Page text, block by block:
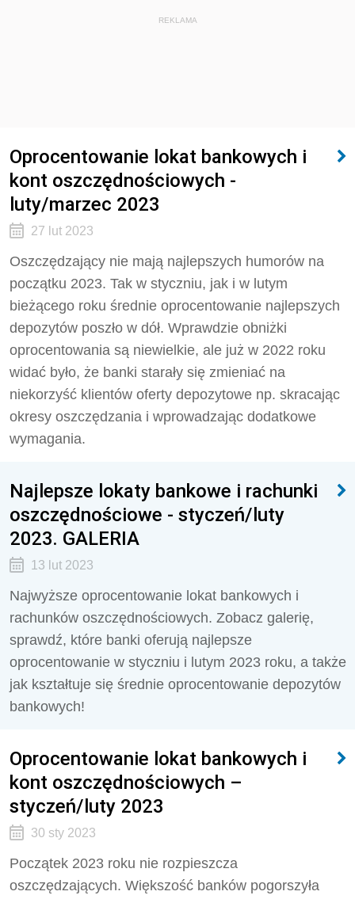
REKLAMA
Oprocentowanie lokat bankowych i
kont oszczędnościowych -
luty/marzec 2023
27 lut 2023
Oszczędzający nie mają najlepszych humorów na
początku 2023. Tak w styczniu, jak i w lutym
bieżącego roku średnie oprocentowanie najlepszych
depozytów poszło w dół. Wprawdzie obniżki
oprocentowania są niewielkie, ale już w 2022 roku
widać było, że banki starały się zmieniać na
niekorzyść klientów oferty depozytowe np. skracając
okresy oszczędzania i wprowadzając dodatkowe
wymagania.
Najlepsze lokaty bankowe i rachunki
oszczędnościowe - styczeń/luty
2023. GALERIA
13 lut 2023
Najwyższe oprocentowanie lokat bankowych i
rachunków oszczędnościowych. Zobacz galerię,
sprawdź, które banki oferują najlepsze
oprocentowanie w styczniu i lutym 2023 roku, a także
jak kształtuje się średnie oprocentowanie depozytów
bankowych!
Oprocentowanie lokat bankowych i
kont oszczędnościowych –
styczeń/luty 2023
30 sty 2023
Początek 2023 roku nie rozpieszcza
oszczędzających. Większość banków pogorszyła